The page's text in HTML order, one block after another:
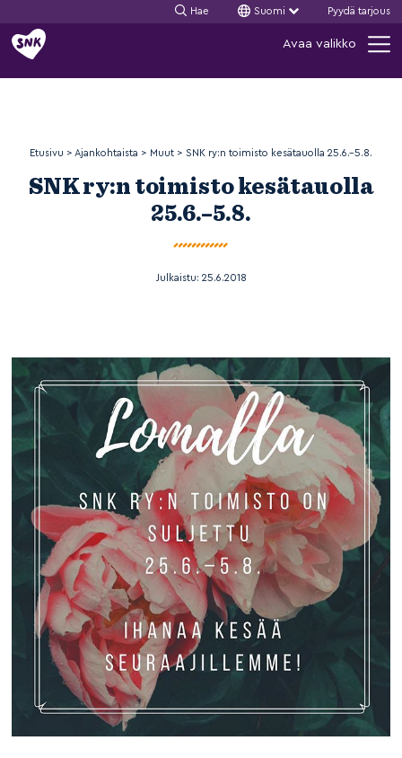
Siirry
sisältöön
Hae Suomi Pyydä tarjous
Avaa valikko
Etusivu > Ajankohtaista > Muut > SNK ry:n toimisto kesätauolla 25.6.–5.8.
SNK ry:n toimisto kesätauolla
25.6.–5.8.
Julkaistu: 25.6.2018